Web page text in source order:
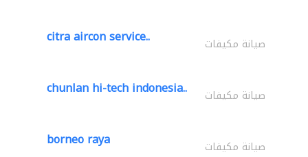
citra aircon service.. صيانة مكيفات
chunlan hi-tech indonesia.. صيانة مكيفات
borneo raya صيانة مكيفات